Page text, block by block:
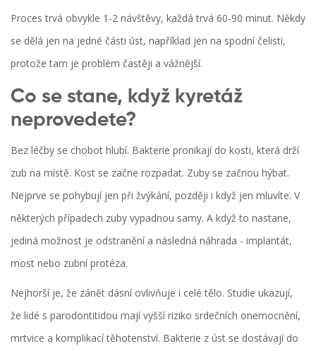
Proces trvá obvykle 1-2 návštěvy, každá trvá 60-90 minut. Někdy
se dělá jen na jedné části úst, například jen na spodní čelisti,
protože tam je problém častěji a vážnější.
Co se stane, když kyretáž
neprovedete?
Bez léčby se chobot hlubí. Bakterie pronikají do kosti, která drží
zub na místě. Kost se začne rozpadat. Zuby se začnou hýbat.
Nejprve se pohybují jen při žvýkání, později i když jen mluvíte. V
některých případech zuby vypadnou samy. A když to nastane,
jediná možnost je odstranění a následná náhrada - implantát,
most nebo zubní protéza.
Nejhorší je, že zánět dásní ovlivňuje i celé tělo. Studie ukazují,
že lidé s parodontitidou mají vyšší riziko srdečních onemocnění,
mrtvice a komplikací těhotenství. Bakterie z úst se dostávají do